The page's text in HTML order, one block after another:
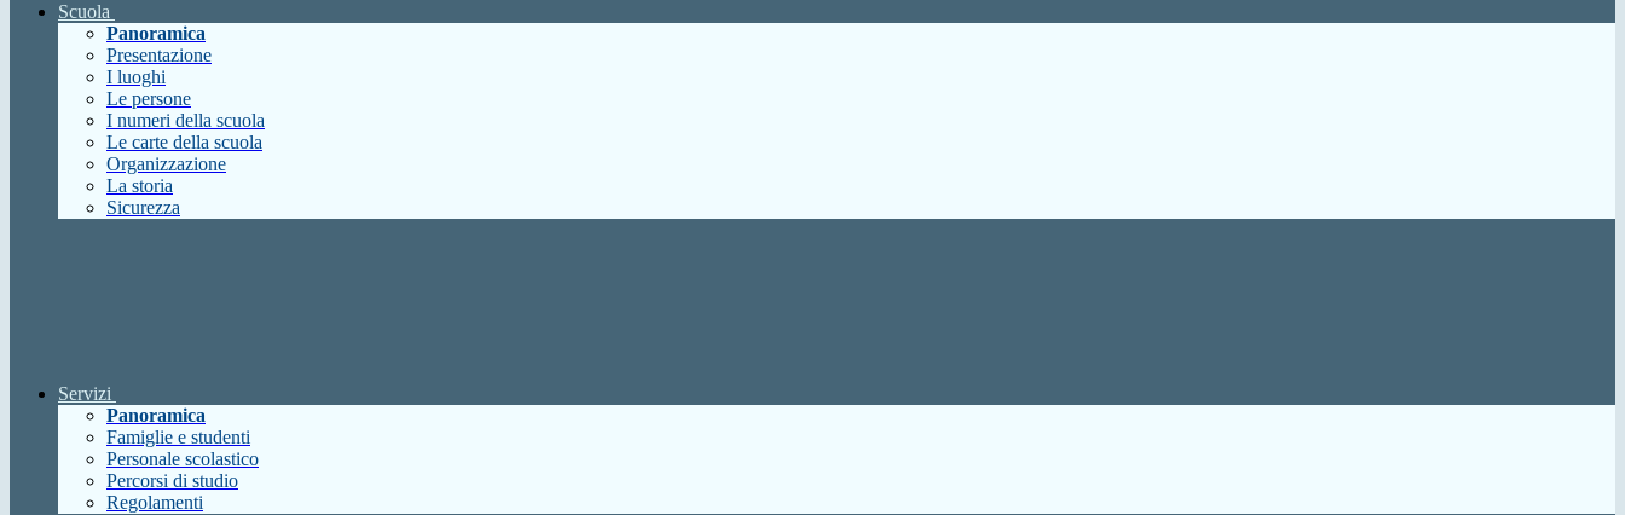
Scuola
Panoramica
Presentazione
I luoghi
Le persone
I numeri della scuola
Le carte della scuola
Organizzazione
La storia
Sicurezza
Servizi
Panoramica
Famiglie e studenti
Personale scolastico
Percorsi di studio
Regolamenti